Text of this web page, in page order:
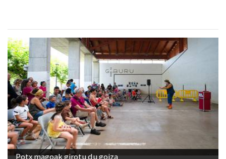
Potx magoak girotu du goiza